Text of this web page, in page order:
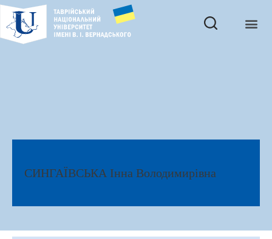
СИНГАЇВСЬКА Інна Володимирівна